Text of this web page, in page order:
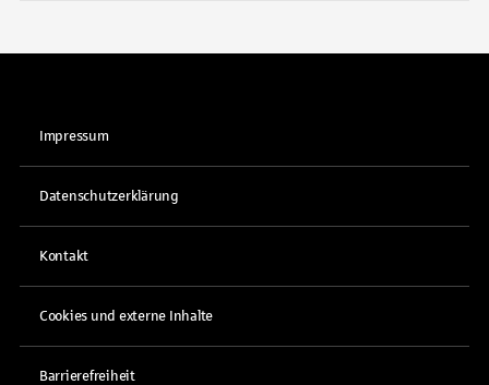
Impressum
Datenschutzerklärung
Kontakt
Cookies und externe Inhalte
Barrierefreiheit